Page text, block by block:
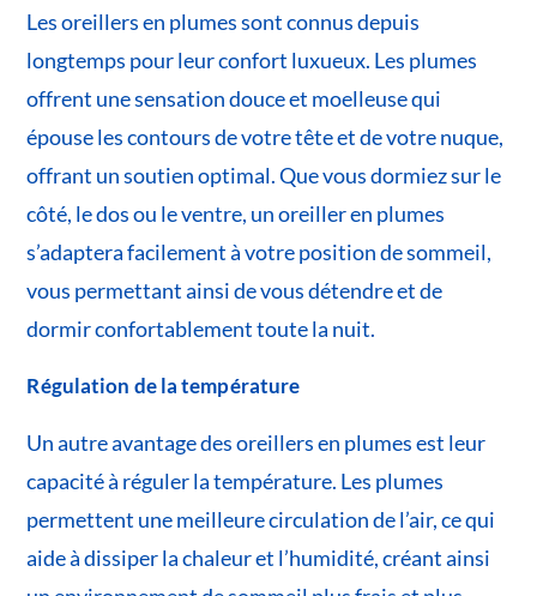
Les oreillers en plumes sont connus depuis
longtemps pour leur confort luxueux. Les plumes
offrent une sensation douce et moelleuse qui
épouse les contours de votre tête et de votre nuque,
offrant un soutien optimal. Que vous dormiez sur le
côté, le dos ou le ventre, un oreiller en plumes
s’adaptera facilement à votre position de sommeil,
vous permettant ainsi de vous détendre et de
dormir confortablement toute la nuit.
Régulation de la température
Un autre avantage des oreillers en plumes est leur
capacité à réguler la température. Les plumes
permettent une meilleure circulation de l’air, ce qui
aide à dissiper la chaleur et l’humidité, créant ainsi